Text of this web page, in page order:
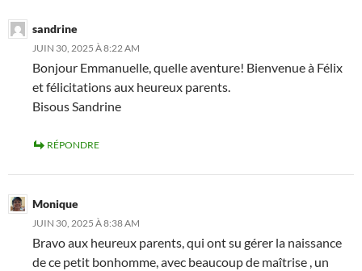
sandrine
JUIN 30, 2025 À 8:22 AM
Bonjour Emmanuelle, quelle aventure! Bienvenue à Félix
et félicitations aux heureux parents.
Bisous Sandrine
RÉPONDRE
Monique
JUIN 30, 2025 À 8:38 AM
Bravo aux heureux parents, qui ont su gérer la naissance
de ce petit bonhomme, avec beaucoup de maîtrise , un